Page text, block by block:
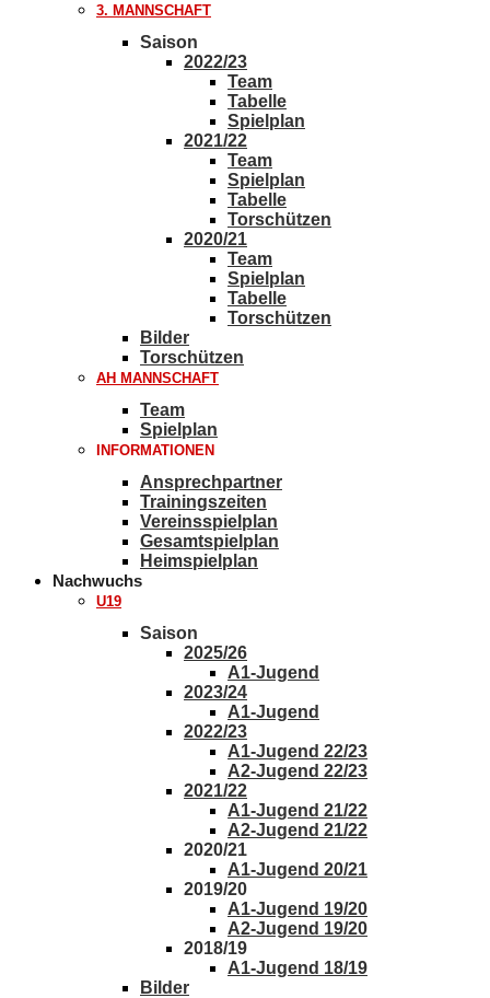
3. MANNSCHAFT
Saison
2022/23
Team
Tabelle
Spielplan
2021/22
Team
Spielplan
Tabelle
Torschützen
2020/21
Team
Spielplan
Tabelle
Torschützen
Bilder
Torschützen
AH MANNSCHAFT
Team
Spielplan
INFORMATIONEN
Ansprechpartner
Trainingszeiten
Vereinsspielplan
Gesamtspielplan
Heimspielplan
Nachwuchs
U19
Saison
2025/26
A1-Jugend
2023/24
A1-Jugend
2022/23
A1-Jugend 22/23
A2-Jugend 22/23
2021/22
A1-Jugend 21/22
A2-Jugend 21/22
2020/21
A1-Jugend 20/21
2019/20
A1-Jugend 19/20
A2-Jugend 19/20
2018/19
A1-Jugend 18/19
Bilder